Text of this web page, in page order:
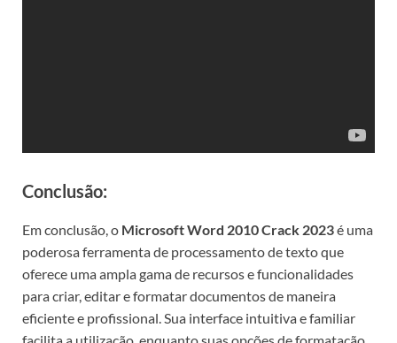
Conclusão:
Em conclusão, o Microsoft Word 2010 Crack 2023é uma
poderosa ferramenta de processamento de texto que
oferece uma ampla gama de recursos e funcionalidades
para criar, editar e formatar documentos de maneira
eficiente e profissional. Sua interface intuitiva e familiar
facilita a utilização, enquanto suas opções de formatação